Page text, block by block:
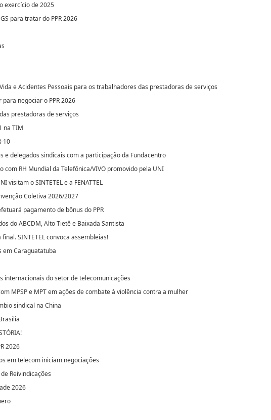
exercício de 2025
para tratar do PPR 2026
e Acidentes Pessoais para os trabalhadores das prestadoras de serviços
negociar o PPR 2026
prestadoras de serviços
na TIM
10
e delegados sindicais com a participação da Fundacentro
com RH Mundial da Telefônica/VIVO promovido pela UNI
visitam o SINTETEL e a FENATTEL
Coletiva 2026/2027
pagamento de bônus do PPR
do ABCDM, Alto Tietê e Baixada Santista
SINTETEL convoca assembleias!
em Caraguatatuba
internacionais do setor de telecomunicações
MPSP e MPT em ações de combate à violência contra a mulher
sindical na China
2026
em telecom iniciam negociações
Reivindicações
2026